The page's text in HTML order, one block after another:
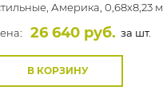
Америка, 0,68x8,23 м
26 640 руб. за шт.
В КОРЗИНУ